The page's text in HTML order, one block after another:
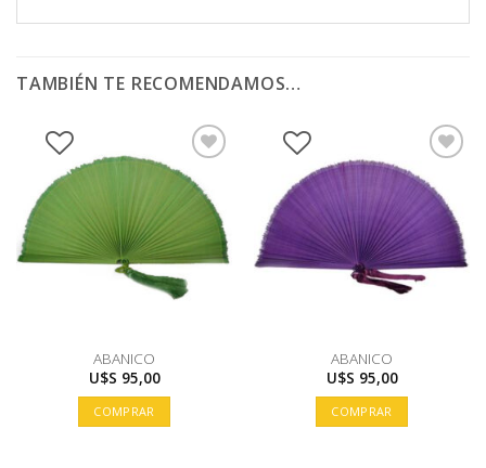
TAMBIÉN TE RECOMENDAMOS…
ABANICO
U$S 95,00
COMPRAR
ABANICO
U$S 95,00
COMPRAR